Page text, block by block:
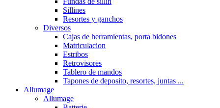
Sillines
Resortes y ganchos
Diversos
Cajas de herramientas, porta bidones
Matriculacion
Estribos
Retrovisores
Tablero de mandos
Tapones de deposito, resortes, juntas ...
Allumage
Allumage